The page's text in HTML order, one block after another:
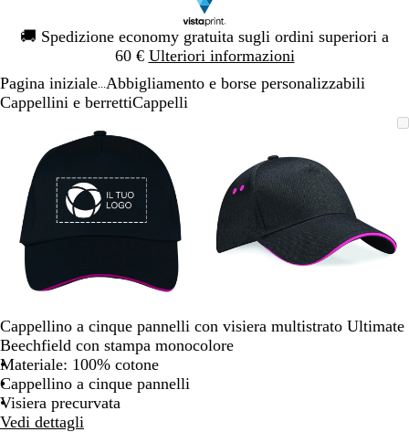
🚚 Spedizione economy gratuita sugli ordini superiori a
60 € Ulteriori informazioni
Diapositiva
1
Pagina iniziale Abbigliamento e borse personalizzabili
Cappellini e berrettiCappelli
può
ingrandita
aper
allargare
comandi
+
e
o
le
frecce
per
spostarti
essere
ingrandita
minimo
allargare
comandi
+
e
+
per
ingrandire
le
Cappellino a cinque pannelli con visiera multistrato Ultimate
Beechfield con stampa monocolore
Materiale: 100% cotone
Cappellino a cinque pannelli
Visiera precurvata
Vedi dettagli